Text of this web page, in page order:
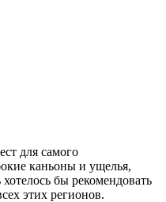
для самого
каньоны и ущелья,
бы рекомендовать
этих регионов.